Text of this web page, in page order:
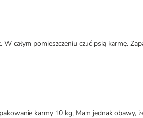
całym pomieszczeniu czuć psią karmę.
karmy 10 kg, Mam jednak